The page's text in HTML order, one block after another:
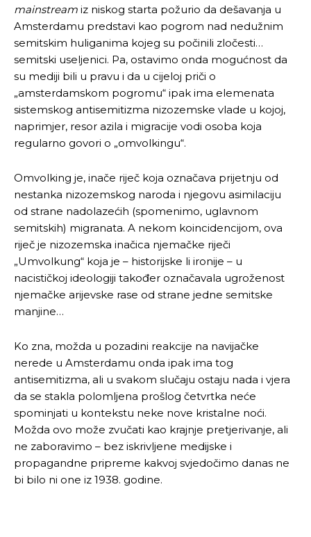
mainstream iz niskog starta požurio da dešavanja u
Amsterdamu predstavi kao pogrom nad nedužnim
semitskim huliganima kojeg su počinili zločesti…
semitski useljenici. Pa, ostavimo onda mogućnost da
su mediji bili u pravu i da u cijeloj priči o
„amsterdamskom pogromu“ ipak ima elemenata
sistemskog antisemitizma nizozemske vlade u kojoj,
naprimjer, resor azila i migracije vodi osoba koja
regularno govori o „omvolkingu“.
Omvolking je, inače riječ koja označava prijetnju od
nestanka nizozemskog naroda i njegovu asimilaciju
od strane nadolazećih (spomenimo, uglavnom
semitskih) migranata. A nekom koincidencijom, ova
riječ je nizozemska inačica njemačke riječi
„Umvolkung“ koja je – historijske li ironije – u
nacističkoj ideologiji također označavala ugroženost
njemačke arijevske rase od strane jedne semitske
manjine…
Ko zna, možda u pozadini reakcije na navijačke
nerede u Amsterdamu onda ipak ima tog
antisemitizma, ali u svakom slučaju ostaju nada i vjera
da se stakla polomljena prošlog četvrtka neće
spominjati u kontekstu neke nove kristalne noći.
Možda ovo može zvučati kao krajnje pretjerivanje, ali
ne zaboravimo – bez iskrivljene medijske i
propagandne pripreme kakvoj svjedočimo danas ne
bi bilo ni one iz 1938. godine.